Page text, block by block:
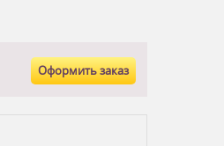
Оформить заказ